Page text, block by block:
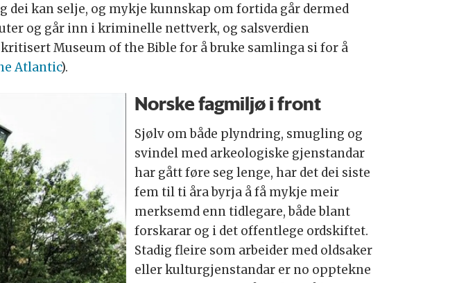
kan selje, og mykje kunnskap om fortida går dermed
og går inn i kriminelle nettverk, og salsverdien
Museum of the Bible for å bruke samlinga si for å
Atlantic).
Norske fagmiljø i front
Sjølv om både plyndring, smugling og
svindel med arkeologiske gjenstandar
har gått føre seg lenge, har det dei siste
fem til ti åra byrja å få mykje meir
merksemd enn tidlegare, både blant
forskarar og i det offentlege ordskiftet.
Stadig fleire som arbeider med oldsaker
eller kulturgjenstandar er no opptekne